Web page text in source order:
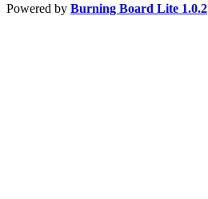
Powered by Burning Board Lite 1.0.2